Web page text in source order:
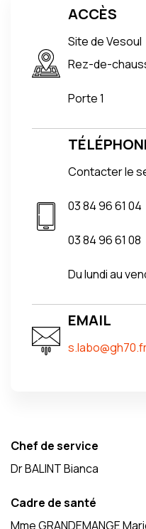
ACCÈS
Site de Vesoul
Rez-de-
Porte 1
Contacter le
03 84 96 61 04
03 84 96 61 08
Du lundi au
EMAIL
Chef de service
Dr BALINT Bianca
Cadre de santé
Mme GRANDEMANGE